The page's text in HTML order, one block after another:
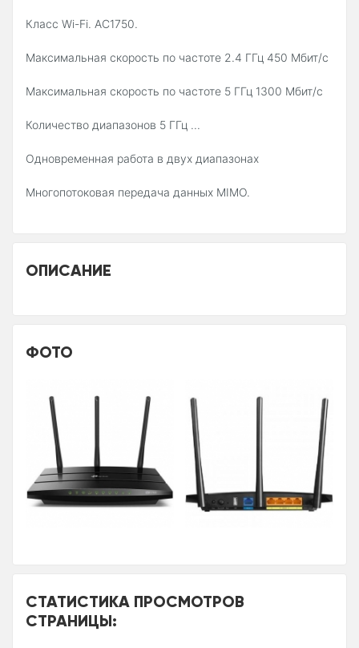
Класс Wi-Fi. AC1750.
Максимальная скорость по частоте 2.4 ГГц 450 Мбит/с
Максимальная скорость по частоте 5 ГГц 1300 Мбит/с
Количество диапазонов 5 ГГц ...
Одновременная работа в двух диапазонах
Многопотоковая передача данных MIMO.
ОПИСАНИЕ
ФОТО
СТАТИСТИКА ПРОСМОТРОВ
СТРАНИЦЫ: